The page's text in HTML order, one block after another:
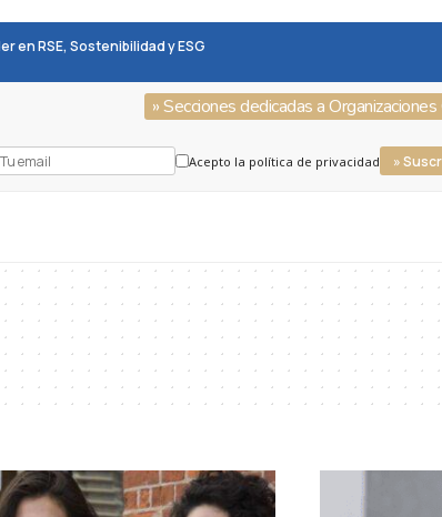
en RSE, Sostenibilidad y ESG
» Secciones dedicadas a
Acepto la política de privacidad »